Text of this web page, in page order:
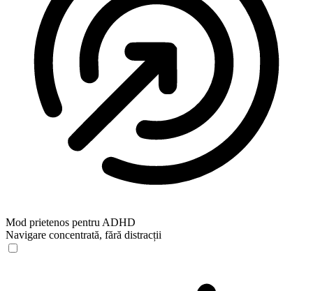
Mod prietenos pentru ADHD
Navigare concentrată, fără distracții